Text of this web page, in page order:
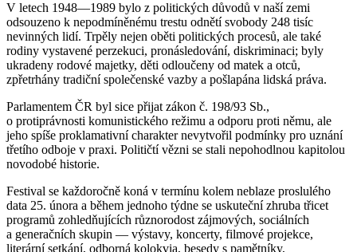
V letech 1948—1989 bylo z politických důvodů v naší zemi
odsouzeno k nepodmíněnému trestu odnětí svobody 248 tisíc
nevinných lidí. Trpěly nejen oběti politických procesů, ale také
rodiny vystavené perzekuci, pronásledování, diskriminaci; byly
ukradeny rodové majetky, děti odloučeny od matek a otců,
zpřetrhány tradiční společenské vazby a pošlapána lidská práva.
Parlamentem ČR byl sice přijat zákon č. 198/93 Sb.,
o protiprávnosti komunistického režimu a odporu proti němu, ale
jeho spíše proklamativní charakter nevytvořil podmínky pro uznání
třetího odboje v praxi. Političtí vězni se stali nepohodlnou kapitolou
novodobé historie.
Festival se každoročně koná v termínu kolem neblaze proslulého
data 25. února a během jednoho týdne se uskuteční zhruba třicet
programů zohledňujících různorodost zájmových, sociálních
a generačních skupin — výstavy, koncerty, filmové projekce,
literární setkání, odborná kolokvia, besedy s pamětníky,